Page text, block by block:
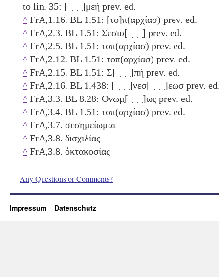
to lin. 35: [ ̣ ̣ ̣]μεὴ prev. ed.
^ FrA,1.16. BL 1.51: [το]π(αρχίασ) prev. ed.
^ FrA,2.3. BL 1.51: Σεσιυ[ ̣ ̣ ̣] prev. ed.
^ FrA,2.5. BL 1.51: τοπ(αρχίασ) prev. ed.
^ FrA,2.12. BL 1.51: τοπ(αρχίασ) prev. ed.
^ FrA,2.15. BL 1.51: Σ[ ̣ ̣ ̣]πὴ prev. ed.
^ FrA,2.16. BL 1.438: [ ̣ ̣ ̣]νεσ[ ̣ ̣ ̣]εωσ prev.
^ FrA,3.3. BL 8.28: Ονωμ̣[ ̣ ̣ ̣]ως prev. ed.
^ FrA,3.4. BL 1.51: τοπ(αρχίασ) prev. ed.
^ FrA,3.7. σεσημείωμαι
^ FrA,3.8. δισχιλίας
^ FrA,3.8. ὀκτακοσίας
Any Questions or Comments?
Impressum Datenschutz